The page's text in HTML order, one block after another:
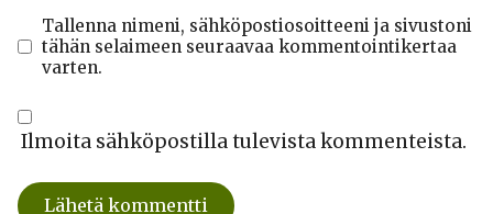
Tallenna nimeni, sähköpostiosoitteeni ja sivustoni
tähän selaimeen seuraavaa kommentointikertaa
varten.
Ilmoita sähköpostilla tulevista kommenteista.